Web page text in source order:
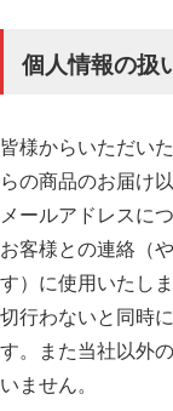
個人情報の扱
皆様からいただい
らの商品のお届け
メールアドレスに
お客様との連絡（
す）に使用いたし
切行わないと同時
す。また当社以外
いません。